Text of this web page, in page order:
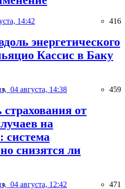
14:42 416
энергетического
Кассис в Баку
04 августа, 14:38 459
от
на
система
снизятся ли
04 августа, 12:42 471